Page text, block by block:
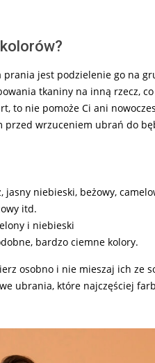
prania jest podzielenie go na
tkaniny na inną rzecz,
to nie pomoże Ci ani
przed wrzuceniem ubrań do
jasny niebieski, beżowy,
itd.
i niebieski
bardzo ciemne kolory.
osobno i nie mieszaj ich ze
ubrania, które najczęściej